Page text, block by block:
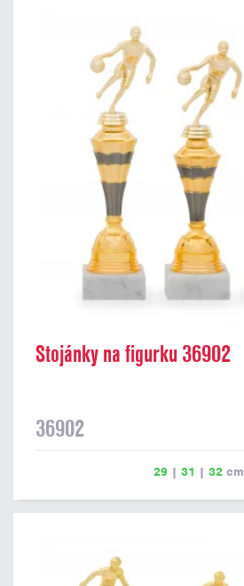
Stojánky na figurku 36902
36902
29 | 31 | 32 cm